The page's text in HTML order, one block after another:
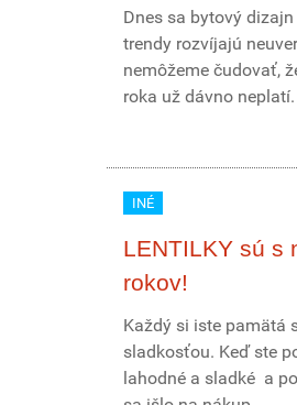
Dnes sa bytový
trendy rozvíjajú
nemôžeme čudovať,
roka už dávno neplatí.
INÉ
LENTILKY sú s
rokov!
Každý si iste pamätá
sladkosťou. Keď ste
lahodné a sladké a